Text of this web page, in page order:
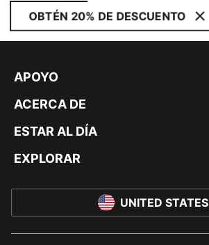
OBTÉN 20% DE DESCUENTO
APOYO
ACERCA DE
ESTAR AL DÍA
EXPLORAR
UNITED STATES